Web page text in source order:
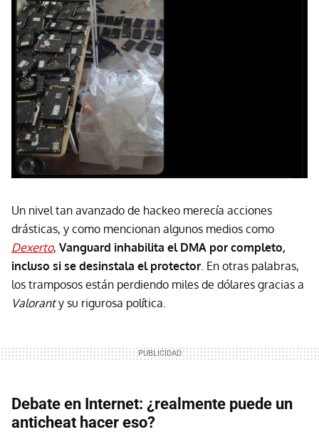
Un nivel tan avanzado de hackeo merecía acciones
drásticas, y como mencionan algunos medios como
Dexerto, Vanguard inhabilita el DMA por completo,
incluso si se desinstala el protector. En otras palabras,
los tramposos están perdiendo miles de dólares gracias a
Valoranty su rigurosa política.
Debate en Internet: ¿realmente puede un
anticheat hacer eso?